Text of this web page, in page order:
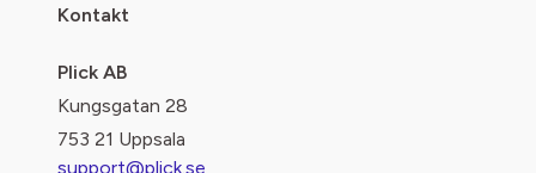
Kontakt
Plick AB
Kungsgatan 28
753 21 Uppsala
support@plick.se